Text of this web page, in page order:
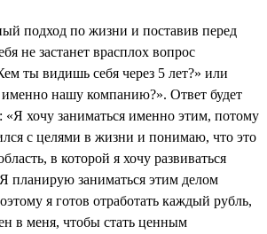
подход по жизни и поставив перед
не застанет врасплох вопрос
ты видишь себя через 5 лет?» или
нашу компанию?». Ответ будет
«Я хочу заниматься именно этим, потому
с целями в жизни и понимаю, что это
в которой я хочу развиваться
планирую заниматься этим делом
я готов отработать каждый рубль,
в меня, чтобы стать ценным